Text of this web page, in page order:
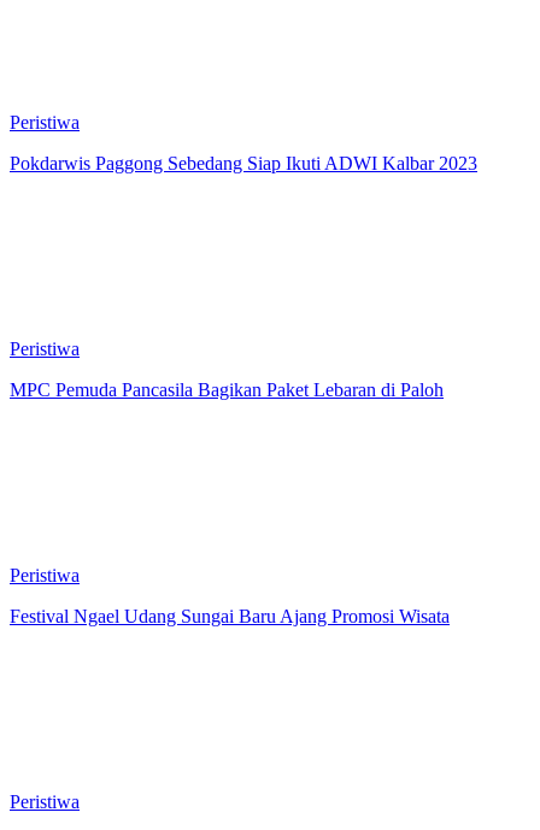
Peristiwa
Pokdarwis Paggong Sebedang Siap Ikuti ADWI Kalbar 2023
Peristiwa
MPC Pemuda Pancasila Bagikan Paket Lebaran di Paloh
Peristiwa
Festival Ngael Udang Sungai Baru Ajang Promosi Wisata
Peristiwa